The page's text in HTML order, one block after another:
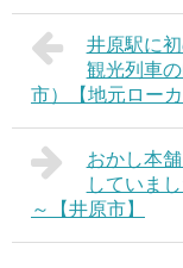
井原駅に
観光列車
市）【地元ローカ
おかし本
していま
～【井原市】